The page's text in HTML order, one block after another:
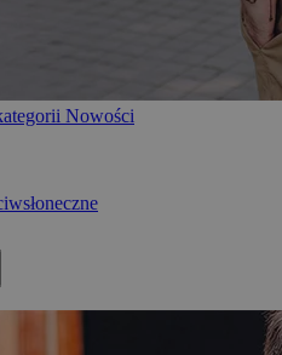
Nowości